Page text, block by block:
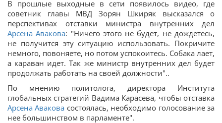
В прошлые выходные в сети появилось видео, где
советник главы МВД Зорян Шкиряк высказался о
перспективах отставки министра внутренних дел
Арсена Авакова: "Ничего этого не будет, не дождетесь,
не получится эту ситуацию использовать. Покричите
немного, повоняете, но потом успокоитесь. Собака лает,
а караван идет. Так же министр внутренних дел будет
продолжать работать на своей должности"..
По мнению политолога, директора Института
глобальных стратегий Вадима Карасева, чтобы отставка
Арсена Авакова состоялась, необходимо голосование за
нее большинством в парламенте".